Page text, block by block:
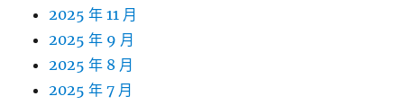
2025 年 11 月
2025 年 9 月
2025 年 8 月
2025 年 7 月